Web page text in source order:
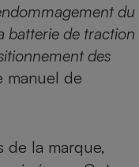
du
batterie de traction
des
manuel de
de la marque,